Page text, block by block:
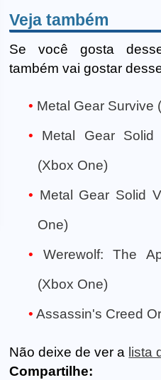
Veja também
Se você gosta
também vai gostar
Metal Gear Survive
Metal Gear
(Xbox One)
Metal Gear Solid
One)
Werewolf: The
(Xbox One)
Assassin's Creed
Não deixe de ver a lista
Compartilhe: